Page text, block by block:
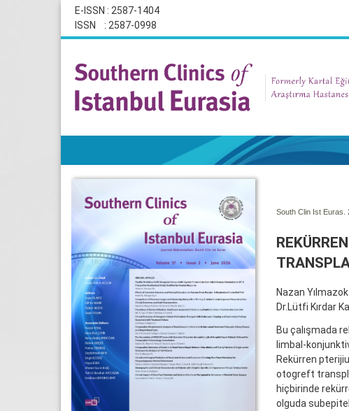
E-ISSN : 2587-1404
ISSN : 2587-0998
South Clin Ist Euras.
Nazan Yılmazok
Dr.Lütfi Kırdar
Bu çalışmada
limbal-
Rekürren
otogreft
hiçbirinde
olguda